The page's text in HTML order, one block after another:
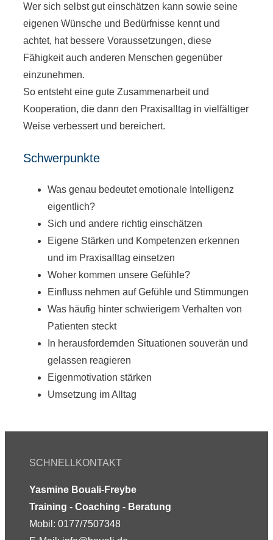
Wer sich selbst gut einschätzen kann sowie seine
eigenen Wünsche und Bedürfnisse kennt und
achtet, hat bessere Voraussetzungen, diese
Fähigkeit auch anderen Menschen gegenüber
einzunehmen.
So entsteht eine gute Zusammenarbeit und
Kooperation, die dann den Praxisalltag in vielfältiger
Weise verbessert und bereichert.
Schwerpunkte
Was genau bedeutet emotionale Intelligenz
eigentlich?
Sich und andere richtig einschätzen
Eigene Stärken und Kompetenzen erkennen
und im Praxisalltag einsetzen
Woher kommen unsere Gefühle?
Einfluss nehmen auf Gefühle und Stimmungen
Was häufig hinter schwierigem Verhalten von
Patienten steckt
In herausfordernden Situationen souverän und
gelassen reagieren
Eigenmotivation stärken
Umsetzung im Alltag
SCHNELLKONTAKT
Yasmine Bouali-Freybe
Training - Coaching - Beratung
Mobil: 0177/7507348